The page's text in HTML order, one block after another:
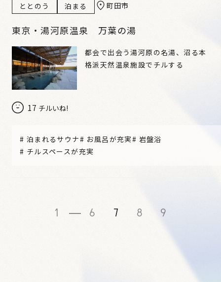
ととのう 泊まる 町田市
東京・湯河原温泉 万葉の湯
17 チルいね!
都会で出会う湯河原の名湯、沼る本
格派天然温泉施設でチルする
# 泊まれるサウナ# お風呂が充実# 岩盤浴
# チルスペースが充実
1 6 7 8 9